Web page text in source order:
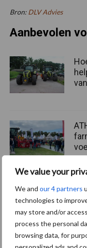
We value your
We and our 4 partners
technologies to
may store and/or
process the personal
browsing data, for
Bron: DLV Advies
Aanbevolen